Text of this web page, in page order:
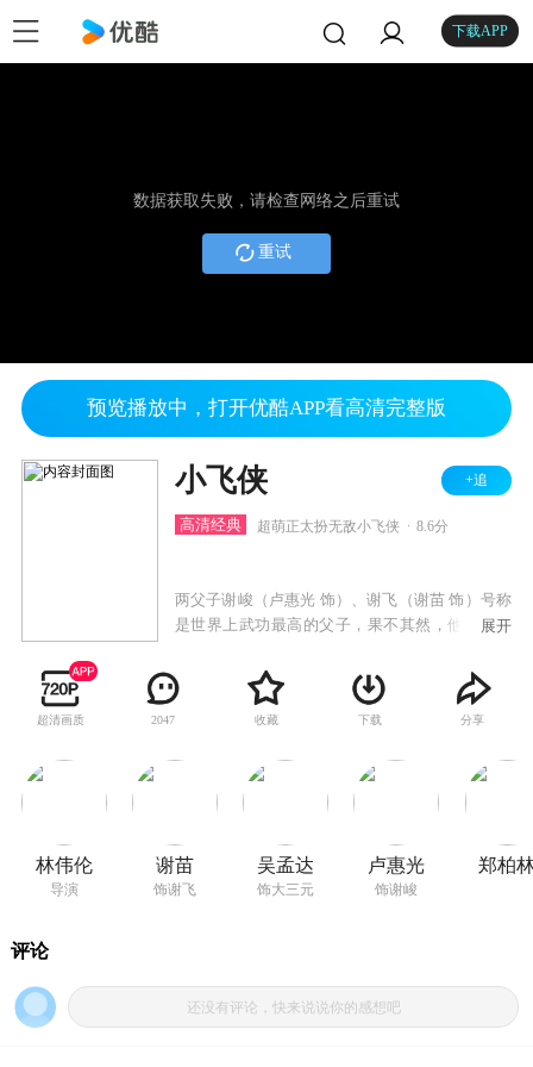
下载APP
数据获取失败，请检查网络之后重试
重试
预览播放中，打开优酷APP看高清完整版
小飞侠 +追
高清经典 超萌正太扮无敌小飞侠 8.6分
两父子谢峻（卢惠光 饰）、谢飞（谢苗 饰）号称
是世界上武功最高的父子，果不其然，他们勇闯
主。其实只是他们的一场英雄美梦。一日，谢父
正在教村民功夫时，突然接到师公的求救信号。
为了满足师公的心愿，谢飞和父亲谢峻只好偷渡
进精神病院。不仅如此，父子二人还莫名其妙地
被卷入一起抢劫珠宝杀人案中。在警察的追捕
失散后的父子俩发生了一段段有趣的故事。
展开
超清画质 2047 收藏 下载 分享
林伟伦
导演
谢苗
饰谢飞
吴孟达
饰大三元
卢惠光
饰谢峻
郑柏